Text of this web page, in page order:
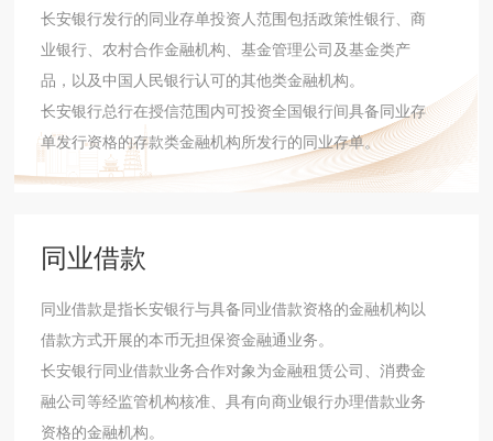
长安银行发行的同业存单投资人范围包括政策性银行、商
业银行、农村合作金融机构、基金管理公司及基金类产
品，以及中国人民银行认可的其他类金融机构。
长安银行总行在授信范围内可投资全国银行间具备同业存
单发行资格的存款类金融机构所发行的同业存单。
同业借款
同业借款是指长安银行与具备同业借款资格的金融机构以
借款方式开展的本币无担保资金融通业务。
长安银行同业借款业务合作对象为金融租赁公司、消费金
融公司等经监管机构核准、具有向商业银行办理借款业务
资格的金融机构。